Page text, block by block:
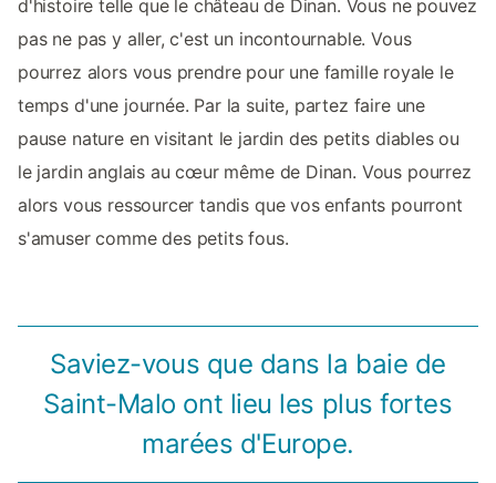
d'histoire telle que le château de Dinan. Vous ne pouvez
pas ne pas y aller, c'est un incontournable. Vous
pourrez alors vous prendre pour une famille royale le
temps d'une journée. Par la suite, partez faire une
pause nature en visitant le jardin des petits diables ou
le jardin anglais au cœur même de Dinan. Vous pourrez
alors vous ressourcer tandis que vos enfants pourront
s'amuser comme des petits fous.
Saviez-vous que dans la baie de
Saint-Malo ont lieu les plus fortes
marées d'Europe.